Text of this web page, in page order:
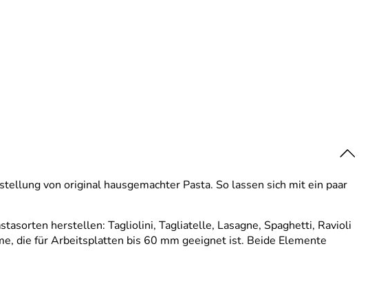
von original hausgemachter Pasta. So lassen sich mit ein paar
herstellen: Tagliolini, Tagliatelle, Lasagne, Spaghetti, Ravioli
die für Arbeitsplatten bis 60 mm geeignet ist. Beide Elemente